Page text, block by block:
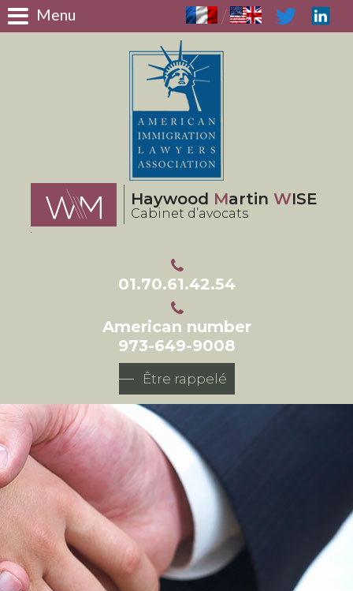
Menu
Haywood Martin WISE
Cabinet d’avocats
01.70.61.42.54
American number
973-649-9008
Être rappelé
/
Panneau de gestion des cookies